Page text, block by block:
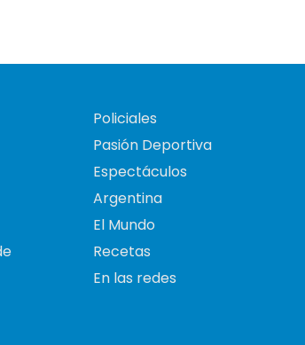
Policiales
Pasión Deportiva
Espectáculos
Argentina
El Mundo
Recetas
En las redes